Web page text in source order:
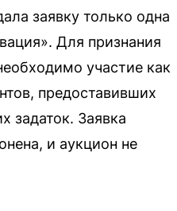
заявку только одна
Для признания
участие как
предоставивших
задаток. Заявка
и аукцион не